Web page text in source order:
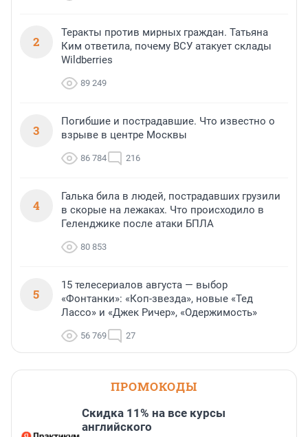
2
Теракты против мирных граждан. Татьяна
Ким ответила, почему ВСУ атакует склады
Wildberries
89 249
3
Погибшие и пострадавшие. Что известно о
взрыве в центре Москвы
86 784 216
4
Галька била в людей, пострадавших грузили
в скорые на лежаках. Что происходило в
Геленджике после атаки БПЛА
80 853
5
15 телесериалов августа — выбор
«Фонтанки»: «Коп-звезда», новые «Тед
Лассо» и «Джек Ричер», «Одержимость»
56 769 27
ПРОМОКОДЫ
Скидка 11% на все курсы
английского